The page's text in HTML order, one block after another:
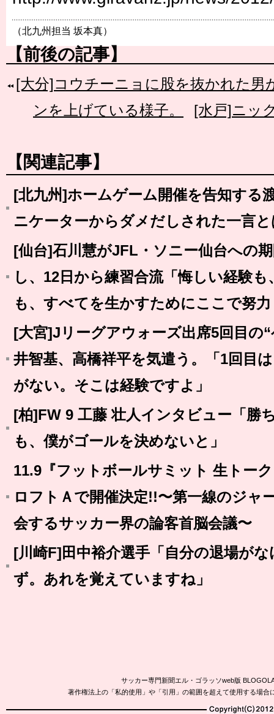
（北九州担当 坂本真）
【前後の記事】
[大分]コウチーニョに股を抜かれた男
ンを上げている様子。
[水戸]ニッ
【関連記事】
[北九州]ホームゲーム開催を告知する
ニケーターからダメだしされた一言
[仙台]石川慧がJFL・ソニー仙台への
し、12日から練習合流「悔しい経験
も、すべてを生かすためにここで努
[大宮]Jリーグアウォーズ出席5回目の
井智基、高橋祥平を気遣う。「1回目
がない。そこは経験ですよ」
[柏]FW 9 工藤 壮人インタビュー「勝
も、僕がゴールを決めないと」
11.9『フットボールサミット 生トー
ロフトＡで開催決定!!〜第一線のジャ
会するサッカー界の論客首脳会議〜
[川崎F]田中裕介選手「自分の退場が
ず。あれを覚えていますね」
サッカー専門新聞エル・ゴラッソweb版
著作権法上の「私的使用」や「引用」の範囲を超えて使用する場